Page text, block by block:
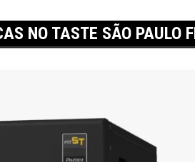
NO TASTE SÃO PAULO